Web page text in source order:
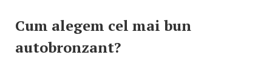
Cum alegem cel mai bun
autobronzant?